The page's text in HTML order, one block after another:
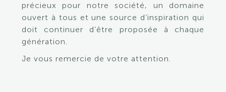
précieux pour notre société, un domaine
ouvert à tous et une source d’inspiration qui
doit continuer d’être proposée à chaque
génération.
Je vous remercie de votre attention.